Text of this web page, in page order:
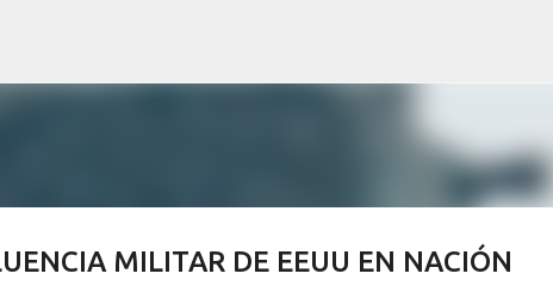
MILITAR DE EEUU EN NACIÓN